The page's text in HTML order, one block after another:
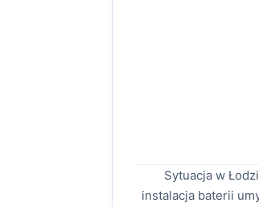
Sytuacja w
instalacja baterii